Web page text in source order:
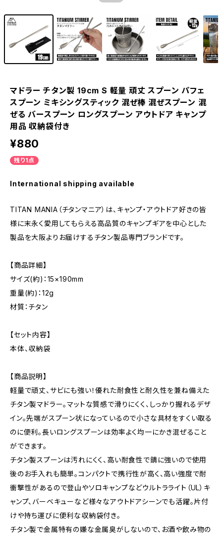
マドラー チタン製 19cm S 軽量 頑丈 スプーン パフェ
スプーン ミキシングスティック 混ぜ棒 混ぜスプーン 混
ぜる バースプーン ロングスプーン アウトドア キャンプ
用品 収納袋付き
¥880
残り1点
International shipping available
TITAN MANIA（チタンマニア）は、キャンプ・アウトドア好きの皆
様に末永く愛用してもらえる高品質のキャンプギアを中心とした
製品を大阪よりお届けするチタン製品専門ブランドです。
【商品詳細】
サイズ(約)：15×190mm
重量(約)：12g
材質：チタン
【セット内容】
本体、収納袋
【商品説明】
軽量で頑丈、サビにも強い！優れた耐食性と耐久性を兼ね備えた
チタン製マドラー。マットな質感で滑りにくく、しっかり握れるデザ
イン。先端がスプーン状になっているので小さな具材をすくい取る
のに便利。長いロングスプーンは効率よく均一にかき混ぜること
ができます。
チタン製スプーンは汚れにくく、高い耐食性で錆に強いので使用
後のお手入れも簡単。コンパクトで携行性が高く、高い強度で耐
衝撃性があるので登山やソロキャンプなどウルトラライト（UL）キ
ャンプ、バーベキューなど様々なアウトドアシーンでも活躍。片付
けや持ち運びに便利な収納袋付き。
チタン製で金属特有の嫌な金属臭がしないので、お酒や飲み物の